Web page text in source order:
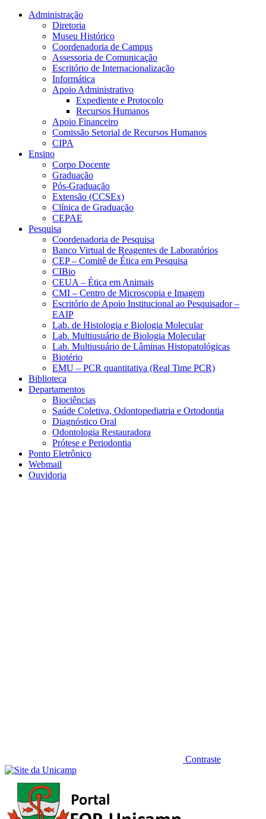
Conteúdo principal Menu principal
Administração
Diretoria
Museu Histórico
Coordenadoria de Campus
Assessoria de Comunicação
Escritório de Internacionalização
Informática
Apoio Administrativo
Expediente e Protocolo
Recursos Humanos
Apoio Financeiro
Comissão Setorial de Recursos Humanos
CIPA
Ensino
Corpo Docente
Graduação
Pós-Graduação
Extensão (CCSEx)
Clínica de Graduação
CEPAE
Pesquisa
Coordenadoria de Pesquisa
Banco Virtual de Reagentes de Laboratórios
CEP – Comitê de Ética em Pesquisa
CIBio
CEUA – Ética em Animais
CMI – Centro de Microscopia e Imagem
Escritório de Apoio Institucional ao Pesquisador –
EAIP
Lab. de Histologia e Biologia Molecular
Lab. Multiusuário de Biologia Molecular
Lab. Multiusuário de Lâminas Histopatológicas
Biotério
EMU – PCR quantitativa (Real Time PCR)
Biblioteca
Departamentos
Biociências
Saúde Coletiva, Odontopediatria e Ortodontia
Diagnóstico Oral
Odontologia Restauradora
Prótese e Periodontia
Ponto Eletrônico
Webmail
Ouvidoria
Contraste